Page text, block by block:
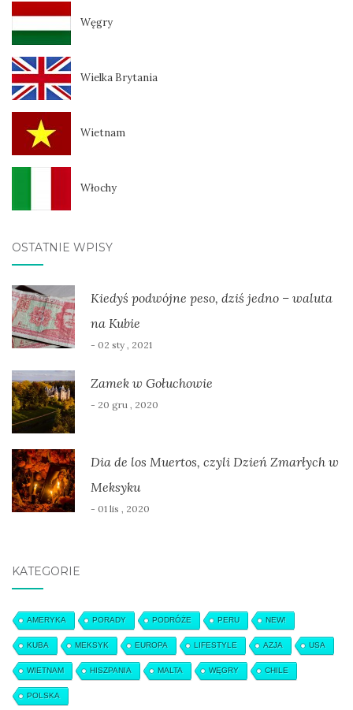
Węgry
Wielka Brytania
Wietnam
Włochy
OSTATNIE WPISY
Kiedyś podwójne peso, dziś jedno – waluta
na Kubie
- 02 sty , 2021
Zamek w Gołuchowie
- 20 gru , 2020
Dia de los Muertos, czyli Dzień Zmarłych w
Meksyku
- 01 lis , 2020
KATEGORIE
AMERYKA PORADY PODRÓŻE PERU NEW!
KUBA MEKSYK EUROPA LIFESTYLE AZJA USA
WIETNAM HISZPANIA MALTA WĘGRY CHILE
POLSKA